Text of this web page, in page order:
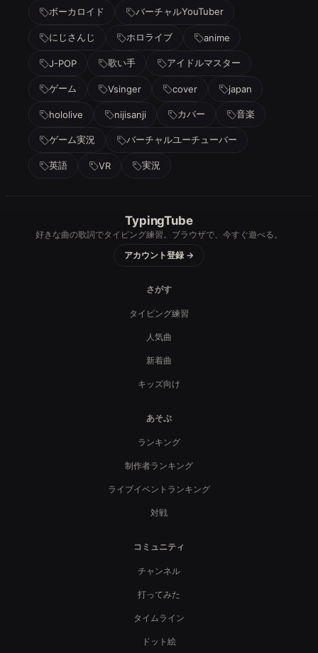
ボーカロイド バーチャルYouTuber
にじさんじ ホロライブ anime
J-POP 歌い手 アイドルマスター
ゲーム Vsinger cover japan
hololive nijisanji カバー 音楽
ゲーム実況 バーチャルユーチューバー
英語 VR 実況
TypingTube
好きな曲の歌詞でタイピング練習。ブラウザで、今すぐ遊べる。
アカウント登録 →
さがす
タイピング練習
人気曲
新着曲
キッズ向け
あそぶ
ランキング
制作者ランキング
ライブイベントランキング
対戦
コミュニティ
チャンネル
打ってみた
タイムライン
ドット絵